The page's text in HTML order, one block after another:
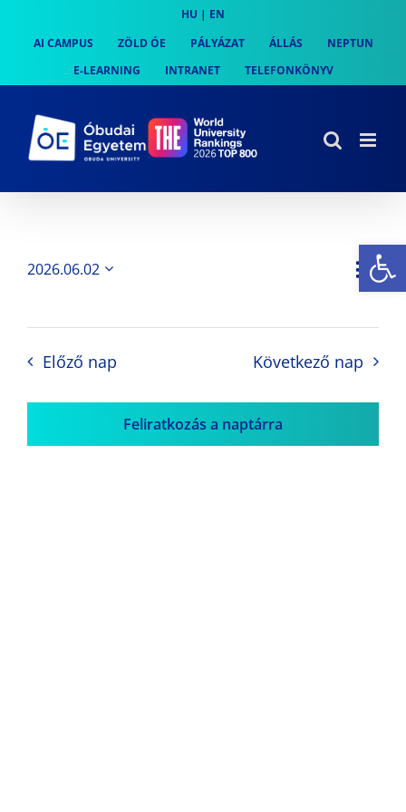
content
HU | EN
AI CAMPUS
ZÖLD ÓE PÁLYÁZAT ÁLLÁS
NEPTUN
E-LEARNING
INTRANET TELEFONKÖNYV
Nap
2026.06.02
Előző nap Következő nap
Feliratkozás a naptárra